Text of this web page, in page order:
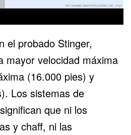
el probado Stinger,
mayor velocidad máxima
(16.000 pies) y
Los sistemas de
que ni los
y chaff, ni las